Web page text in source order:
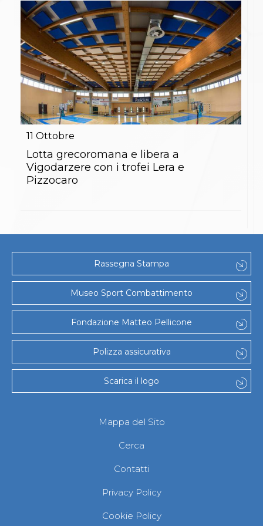
Abilitazioni
Sportello Fiscale
News
Modulistica
FAQ
Quesiti fiscali
Sostenibilità
Documenti
11 Ottobre
Lotta grecoromana e libera a
Vigodarzere con i trofei Lera e
Pizzocaro
Rassegna Stampa
Museo Sport Combattimento
Fondazione Matteo Pellicone
Polizza assicurativa
Scarica il logo
Mappa del Sito
Cerca
Contatti
Privacy Policy
Cookie Policy